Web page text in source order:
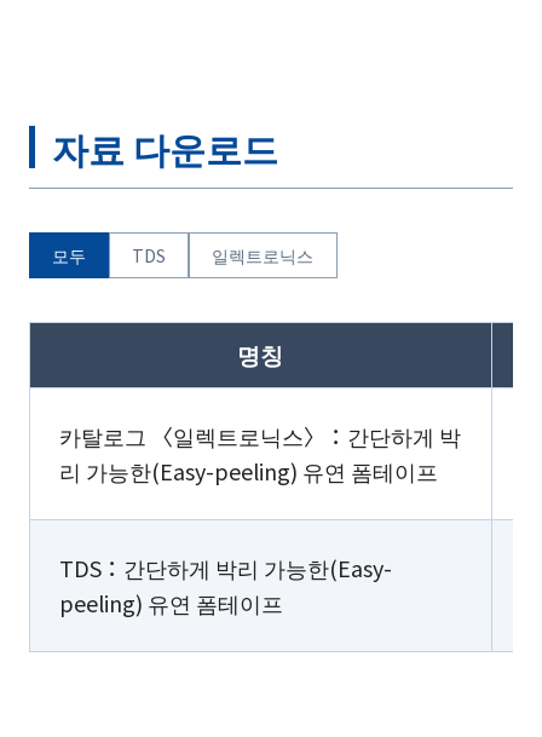
자료 다운로드
모두 TDS 일렉트로닉스
명칭
카탈로그 〈일렉트로닉스〉：간단하게 박
리 가능한(Easy-peeling) 유연 폼테이프
TDS：간단하게 박리 가능한(Easy-
peeling) 유연 폼테이프